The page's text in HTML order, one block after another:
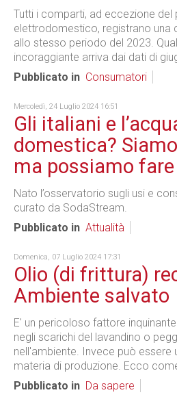
Tutti i comparti, ad eccezione del
elettrodomestico, registrano una
allo stesso periodo del 2023.
incoraggiante arriva dai dati di
Pubblicato in Consumatori
Mercoledì, 24 Luglio 2024 16:51
Gli italiani e
domestica?
ma possiamo
Nato l’osservatorio sugli usi e
curato da SodaStream.
Pubblicato in Attualità
Domenica, 07 Luglio 2024 17:31
Olio (di frittura)
Ambiente salvato
E' un pericoloso fattore
negli scarichi del lavandino o
nell'ambiente. Invece può essere
materia di produzione. Ecco
Pubblicato in Da sapere